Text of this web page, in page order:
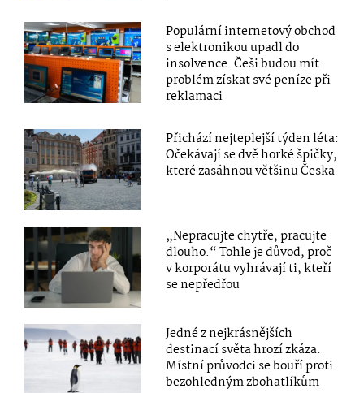
Populární internetový obchod
s elektronikou upadl do
insolvence. Češi budou mít
problém získat své peníze při
reklamaci
Přichází nejteplejší týden léta:
Očekávají se dvě horké špičky,
které zasáhnou většinu Česka
„Nepracujte chytře, pracujte
dlouho.“ Tohle je důvod, proč
v korporátu vyhrávají ti, kteří
se nepředřou
Jedné z nejkrásnějších
destinací světa hrozí zkáza.
Místní průvodci se bouří proti
bezohledným zbohatlíkům